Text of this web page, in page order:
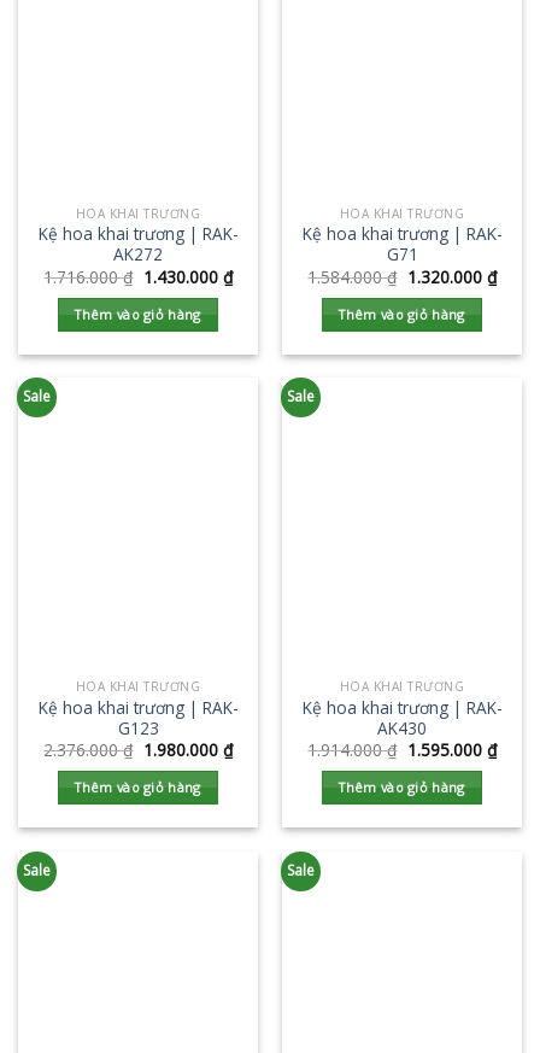
HOA KHAI TRƯƠNG
Kệ hoa khai trương | RAK-
AK272
1.716.000₫ 1.430.000 ₫
Thêm vào giỏ hàng
HOA KHAI TRƯƠNG
Kệ hoa khai trương | RAK-
G71
1.584.000₫ 1.320.000 ₫
Thêm vào giỏ hàng
Sale
HOA KHAI TRƯƠNG
Kệ hoa khai trương | RAK-
G123
2.376.000₫ 1.980.000 ₫
Thêm vào giỏ hàng
Sale
HOA KHAI TRƯƠNG
Kệ hoa khai trương | RAK-
AK430
1.914.000₫ 1.595.000 ₫
Thêm vào giỏ hàng
Sale Sale